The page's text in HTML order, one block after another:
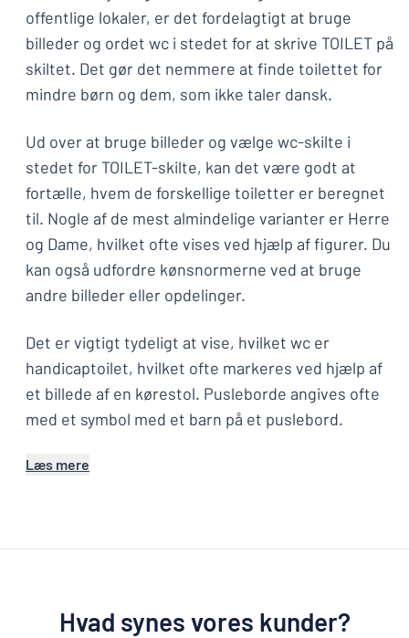
offentlige lokaler, er det fordelagtigt at bruge
billeder og ordet wc i stedet for at skrive TOILET på
skiltet. Det gør det nemmere at finde toilettet for
mindre børn og dem, som ikke taler dansk.
Ud over at bruge billeder og vælge wc-skilte i
stedet for TOILET-skilte, kan det være godt at
fortælle, hvem de forskellige toiletter er beregnet
til. Nogle af de mest almindelige varianter er Herre
og Dame, hvilket ofte vises ved hjælp af figurer. Du
kan også udfordre kønsnormerne ved at bruge
andre billeder eller opdelinger.
Det er vigtigt tydeligt at vise, hvilket wc er
handicaptoilet, hvilket ofte markeres ved hjælp af
et billede af en kørestol. Pusleborde angives ofte
med et symbol med et barn på et puslebord.
Læs mere
Hvad synes vores kunder?